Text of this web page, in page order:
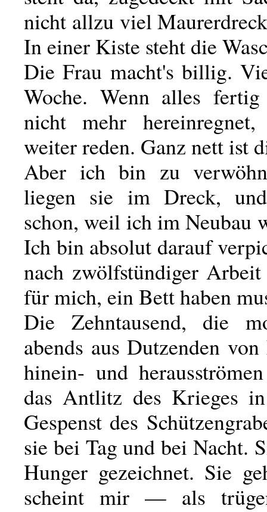
nicht allzu viel
In einer Kiste steht die
Die Frau macht's billig.
Woche. Wenn alles
nicht mehr
weiter reden. Ganz nett ist
Aber ich bin zu
liegen sie im Dreck,
schon, weil ich im Neubau
Ich bin absolut darauf
nach zwölfstündiger
für mich, ein Bett haben
Die Zehntausend, die
abends aus Dutzenden
hinein- und
das Antlitz des Krieges
Gespenst des
sie bei Tag und bei Nacht.
Hunger gezeichnet. Sie
scheint mir — als